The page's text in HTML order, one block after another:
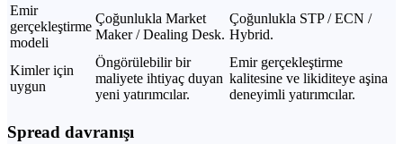
Emir
gerçekleştirme
modeli
Çoğunlukla Market
Maker / Dealing Desk.
Çoğunlukla STP / ECN /
Hybrid.
Kimler için
uygun
Öngörülebilir bir
maliyete ihtiyaç duyan
yeni yatırımcılar.
Emir gerçekleştirme
kalitesine ve likiditeye aşina
deneyimli yatırımcılar.
Spread davranışı